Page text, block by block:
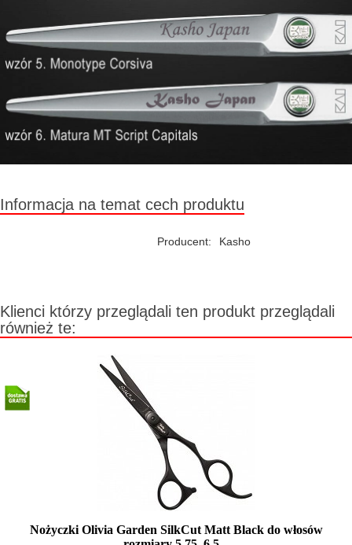
Informacja na temat cech produktu
Producent: Kasho
Klienci którzy przeglądali ten produkt przeglądali
również te:
Nożyczki Olivia Garden SilkCut Matt Black do włosów